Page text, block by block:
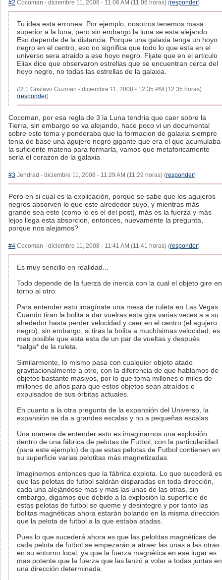
#2 Cocoman - diciembre 11, 2008 - 11:06 AM (11:06 horas) (responder)
Tu idea esta erronea. Por ejemplo, nosotros tenemos masa
superior a la luna, pero sin embargo la luna se esta alejando.
Eso depende de la distancia. Porque una galaxia tenga un hoyo
negro en el centro, eso no significa que todo lo que esta en el
universo sera atraido a ese hoyo negro. Fijate que en el articulo
Eliax dice que observaron estrellas que se encuentran cerca del
hoyo negro, no todas las estrellas de la galaxia.
#2.1 Gustavo Guzman - diciembre 11, 2008 - 12:35 PM (12:35 horas)
(responder)
Cocoman, por esa regla de 3 la Luna tendria que caer sobre la
Tierra, sin embargo se va alejando, hace poco vi un documental
sobre este tema y ponderaba que la formacion de galaxia siempre
tenia de base una agujero negro gigante que era el que acumulaba
la suficiente materia para formarla, vamos que metaforicamente
seria el corazon de la galaxia
#3 Jendrad - diciembre 11, 2008 - 11:29 AM (11:29 horas) (responder)
Pero en si cual es la explicación, porque se sabe que los agujeros
negros absorven lo que este alrededor suyo, y mientras más
grande sea este (como lo es el del post), más es la fuerza y más
lejos llega esta absorcion, entonces, nuevamente la pregunta,
porque nos alejamos?
#4 Cocoman - diciembre 11, 2008 - 11:41 AM (11:41 horas) (responder)
Es muy sencillo en realidad...
Todo depende de la fuerza de inercia con la cual el objeto gire en
torno al otro.
Para entender esto imagínate una mesa de ruleta en Las Vegas.
Cuando tiran la bolita a dar vuelras esta gira varias veces a a su
alrededor hasta perder velocidad y caer en el centro (el agujero
negro), sin embargo, si tiras la bolita a muchísimas velocidad, es
mas posible que esta esta de un par de vueltas y después
*salga* de la ruleta.
Similarmente, lo mismo pasa con cualquier objeto atado
gravitacionalmente a otro, con la diferencia de que hablamos de
objetos bastante masivos, por lo que toma millones o miles de
millones de años para que estos objetos sean atraídos o
expulsados de sus órbitas actuales.
En cuanto a la otra pregunta de la expansión del Universo, la
expansión se da a grandes escalas y no a pequeñas escalas.
Una manera de entender esto es imaginarnos una explosión
dentro de una fábrica de pelotas de Futbol, con la particularidad
(para este ejemplo) de que estas pelotas de Futbol contienen en
su superficie varias pelotitas más magnetizadas.
Imaginemos entonces que la fábrica explota. Lo que sucederá es
que las pelotas de futbol saldrán disparadas en toda dirección,
cada una alejándose mas y mas las unas de las otras, sin
embargo, digamos que debido a la explosión la superficie de
estas pelotas de futbol se queme y desintegre y por tanto las
bolitas magnéticas ahora estarán bolando en la misma dirección
que la pelota de futbol a la que estaba atadas.
Pues lo que sucederá ahora es que las pelotitas magnéticas de
cada pelota de futbol se empezarán a atraer las unas a las otras
en su entorno local, ya que la fuerza magnética en ese lugar es
mas potente que la fuerza que las lanzó a volar a todas juntas en
una dirección determinada.